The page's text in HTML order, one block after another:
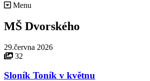
Menu
MŠ Dvorského
29.června 2026
32
Sloník Toník v květnu